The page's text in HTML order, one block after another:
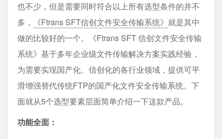
也不少，但是需要同时符合以上所有选型条件的并不
多，
《Ftrans SFT信创文件安全传输系统》 就是其中
做的比较好的一个。《Ftrans SFT 信创文件安全传输
系统》基于多年企业级文件传输解决方案实践经验，
为需要实现国产化、信创化的各行业领域，提供可平
滑增强替代传统FTP的国产化文件安全传输系统。下
面就从5个选型要素层面简单介绍一下这款产品。
功能全面：